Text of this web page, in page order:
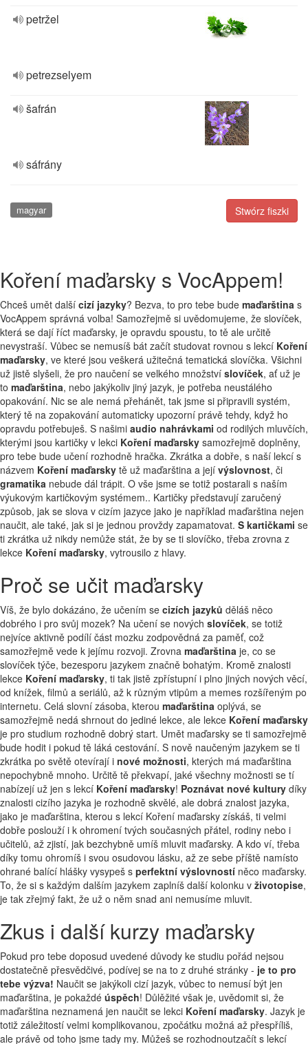
petržel
petrezselyem
šafrán
sáfrány
Stwórz fiszki
magyar
Koření maďarsky s VocAppem!
Chceš umět další cizí jazyky? Bezva, to pro tebe bude maďarština s
VocAppem správná volba! Samozřejmě si uvědomujeme, že slovíček,
která se dají říct maďarsky, je opravdu spoustu, to tě ale určitě
nevystraší. Vůbec se nemusíš bát začít studovat rovnou s lekcí Koření
maďarsky, ve které jsou veškerá užitečná tematická slovíčka. Všichni
už jistě slyšeli, že pro naučení se velkého množství slovíček, ať už je
to maďarština, nebo jakýkoliv jiný jazyk, je potřeba neustálého
opakování. Nic se ale nemá přehánět, tak jsme si připravili systém,
který tě na zopakování automaticky upozorní právě tehdy, když ho
opravdu potřebuješ. S našimi audio nahrávkami od rodilých mluvčích,
kterými jsou kartičky v lekci Koření maďarsky samozřejmě doplněny,
pro tebe bude učení rozhodně hračka. Zkrátka a dobře, s naší lekcí s
názvem Koření maďarsky tě už maďarština a její výslovnost, či
gramatika nebude dál trápit. O vše jsme se totiž postarali s naším
výukovým kartičkovým systémem.. Kartičky představují zaručený
způsob, jak se slova v cizím jazyce jako je například maďarština nejen
naučit, ale také, jak si je jednou provždy zapamatovat. S kartičkami se
ti zkrátka už nikdy nemůže stát, že by se ti slovíčko, třeba zrovna z
lekce Koření maďarsky, vytrousilo z hlavy.
Proč se učit maďarsky
Víš, že bylo dokázáno, že učením se cizích jazyků děláš něco
dobrého i pro svůj mozek? Na učení se nových slovíček, se totiž
nejvíce aktivně podílí část mozku zodpovědná za paměť, což
samozřejmě vede k jejímu rozvoji. Zrovna maďarština je, co se
slovíček týče, bezesporu jazykem značně bohatým. Kromě znalosti
lekce Koření maďarsky, ti tak jistě zpřístupní i plno jiných nových věcí,
od knížek, filmů a seriálů, až k různým vtipům a memes rozšířeným po
internetu. Celá slovní zásoba, kterou maďarština oplývá, se
samozřejmě nedá shrnout do jediné lekce, ale lekce Koření maďarsky
je pro studium rozhodně dobrý start. Umět maďarsky se ti samozřejmě
bude hodit i pokud tě láká cestování. S nově naučeným jazykem se ti
zkrátka po světě otevírají i nové možnosti, kterých má maďarština
nepochybně mnoho. Určitě tě překvapí, jaké všechny možnosti se tí
nabízejí už jen s lekcí Koření maďarsky! Poznávat nové kultury díky
znalosti cizího jazyka je rozhodně skvělé, ale dobrá znalost jazyka,
jako je maďarština, kterou s lekcí Koření maďarsky získáš, ti velmi
dobře poslouží i k ohromení tvých současných přátel, rodiny nebo i
učitelů, až zjistí, jak bezchybně umíš mluvit maďarsky. A kdo ví, třeba
díky tomu ohromíš i svou osudovou lásku, až ze sebe příště namísto
ohrané balící hlášky vysypeš s perfektní výslovností něco maďarsky.
To, že si s každým dalším jazykem zaplníš další kolonku v životopise,
je tak zřejmý fakt, že už o něm snad ani nemusíme mluvit.
Zkus i další kurzy maďarsky
Pokud pro tebe doposud uvedené důvody ke studiu pořád nejsou
dostatečně přesvědčivé, podívej se na to z druhé stránky - je to pro
tebe výzva! Naučit se jakýkoli cizí jazyk, vůbec to nemusí být jen
maďarština, je pokaždé úspěch! Důlěžité však je, uvědomit si, že
maďarština neznamená jen naučit se lekci Koření maďarsky. Jazyk je
totiž záležitostí velmi komplikovanou, zpočátku možná až přespříliš,
ale právě od toho jsme tady my. Můžeš se rozhodnoutzačít s lekcí